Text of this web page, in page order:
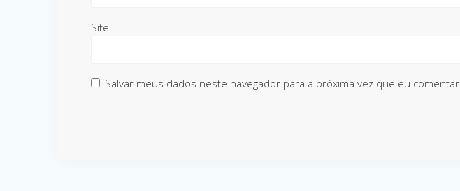
Site
Salvar meus dados neste navegador para a próxima vez que eu comentar.